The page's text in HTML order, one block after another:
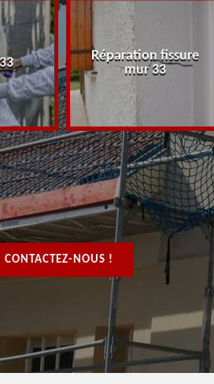
Réparation fissure
mur 33
CONTACTEZ-NOUS !